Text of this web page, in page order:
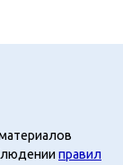
правил